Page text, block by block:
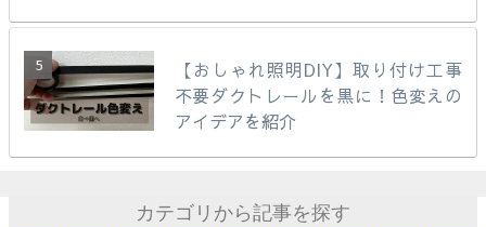
【おしゃれ照明DIY】取り付け工事
不要ダクトレールを黒に！色変えの
アイデアを紹介
カテゴリから記事を探す